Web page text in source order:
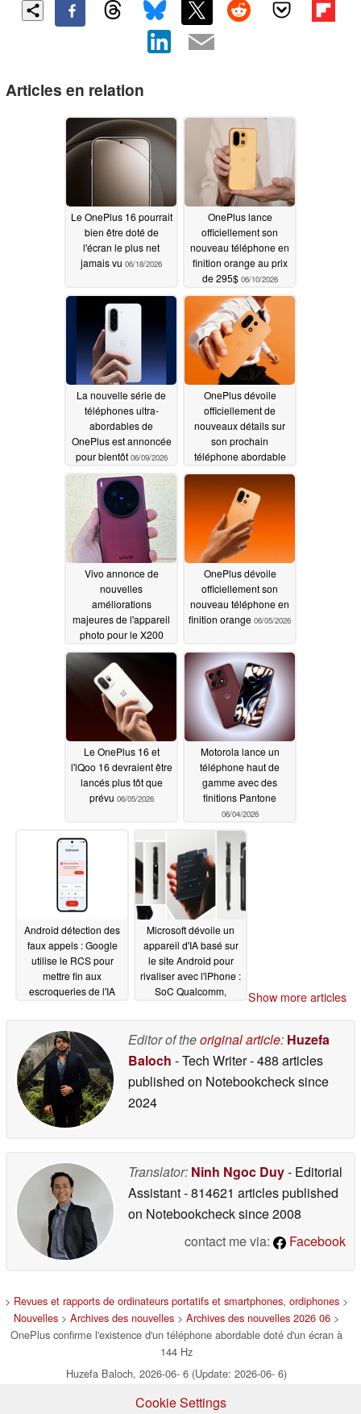
Articles en relation
Le OnePlus 16 pourrait
bien être doté de
l'écran le plus net
jamais vu 06/18/2026
OnePlus lance
officiellement son
nouveau téléphone en
finition orange au prix
de 295$ 06/10/2026
La nouvelle série de
téléphones ultra-
abordables de
OnePlus est annoncée
pour bientôt 06/09/2026
OnePlus dévoile
officiellement de
nouveaux détails sur
son prochain
téléphone abordable
06/08/2026
Vivo annonce de
nouvelles
améliorations
majeures de l'appareil
photo pour le X200
Ultra et d'autres
modèles phares
modernes
06/07/2026
OnePlus dévoile
officiellement son
nouveau téléphone en
finition orange 06/05/2026
Le OnePlus 16 et
l'iQoo 16 devraient être
lancés plus tôt que
prévu 06/05/2026
Motorola lance un
téléphone haut de
gamme avec des
finitions Pantone
06/04/2026
Android détection des
faux appels : Google
utilise le RCS pour
mettre fin aux
escroqueries de l'IA
Microsoft dévoile un
appareil d'IA basé sur
le site Android pour
rivaliser avec l'iPhone :
SoC Qualcomm,
5G 06/03/2026
Show more articles
Editor of theoriginal article: Huzefa
Baloch - Tech Writer- 488 articles
published on Notebookchecksince
2024
Translator: Ninh Ngoc Duy- Editorial
Assistant- 814621 articles published
on Notebookchecksince 2008
contact me via:
Facebook
> Revues et rapports de ordinateurs portatifs et smartphones, ordiphones >
Nouvelles > Archives des nouvelles > Archives des nouvelles 2026 06 >
OnePlus confirme l'existence d'un téléphone abordable doté d'un écran à
144 Hz
Huzefa Baloch, 2026-06- 6 (Update: 2026-06- 6)
Cookie Settings